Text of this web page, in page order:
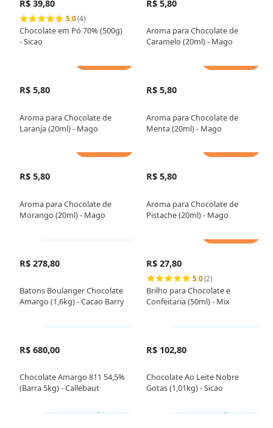
R$ 39,80
5.0(4)
Chocolate em Pó 70% (500g)
- Sicao
R$ 5,80
Aroma para Chocolate de
Caramelo (20ml) - Mago
R$ 5,80
Aroma para Chocolate de
Laranja (20ml) - Mago
R$ 5,80
Aroma para Chocolate de
Menta (20ml) - Mago
R$ 5,80
Aroma para Chocolate de
Morango (20ml) - Mago
R$ 5,80
Aroma para Chocolate de
Pistache (20ml) - Mago
R$ 278,80
Batons Boulanger Chocolate
Amargo (1,6kg) - Cacao Barry
R$ 27,80
5.0(2)
Brilho para Chocolate e
Confeitaria (50ml) - Mix
R$ 680,00
Chocolate Amargo 811 54,5%
(Barra 5kg) - Callebaut
R$ 102,80
Chocolate Ao Leite Nobre
Gotas (1,01kg) - Sicao